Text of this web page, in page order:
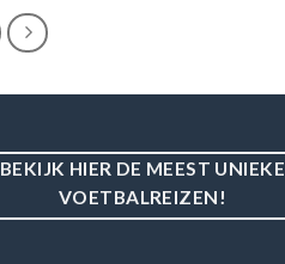
BEKIJK HIER DE MEEST UNIEKE
VOETBALREIZEN!